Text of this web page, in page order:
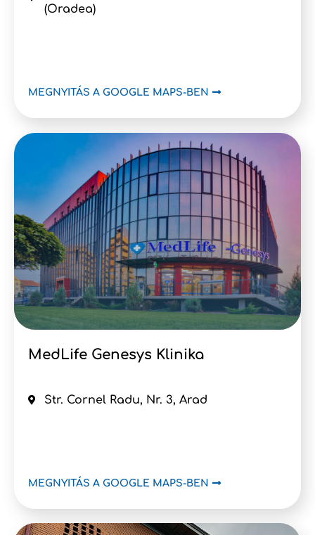
(Oradea)
MEGNYITÁS A GOOGLE MAPS-BEN
MedLife Genesys Klinika
Str. Cornel Radu, Nr. 3, Arad
MEGNYITÁS A GOOGLE MAPS-BEN